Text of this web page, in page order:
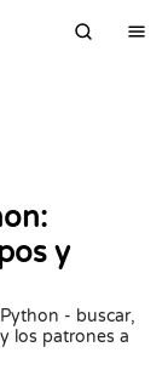
y
- buscar,
los patrones a